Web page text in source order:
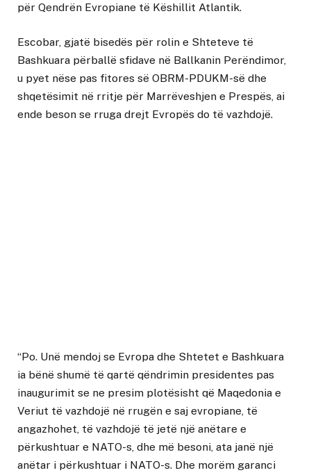
për Qendrën Evropiane të Këshillit Atlantik.
Escobar, gjatë bisedës për rolin e Shteteve të
Bashkuara përballë sfidave në Ballkanin Perëndimor,
u pyet nëse pas fitores së OBRM-PDUKM-së dhe
shqetësimit në rritje për Marrëveshjen e Prespës, ai
ende beson se rruga drejt Evropës do të vazhdojë.
“Po. Unë mendoj se Evropa dhe Shtetet e Bashkuara
ia bënë shumë të qartë qëndrimin presidentes pas
inaugurimit se ne presim plotësisht që Maqedonia e
Veriut të vazhdojë në rrugën e saj evropiane, të
angazhohet, të vazhdojë të jetë një anëtare e
përkushtuar e NATO-s, dhe më besoni, ata janë një
anëtar i përkushtuar i NATO-s. Dhe morëm garanci